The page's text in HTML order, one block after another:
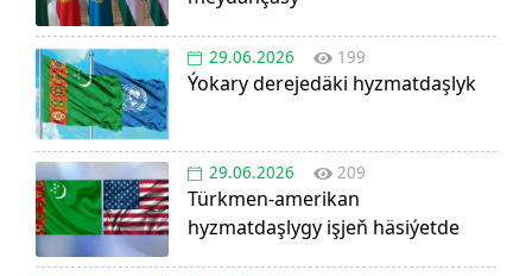
29.06.2026 199
Ýokary derejedäki hyzmatdaşlyk
29.06.2026 209
Türkmen-amerikan
hyzmatdaşlygy işjeň häsiýetde